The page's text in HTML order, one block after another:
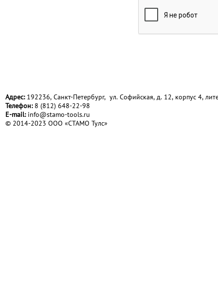
Адрес:192236, Санкт-Петербург, ул. Софийская, д. 12, корпус 4,
Телефон:8 (812) 648-22-98
Е-mail: info@stamo-tools.ru
© 2014-2023 ООО «СТАМО Тулс»